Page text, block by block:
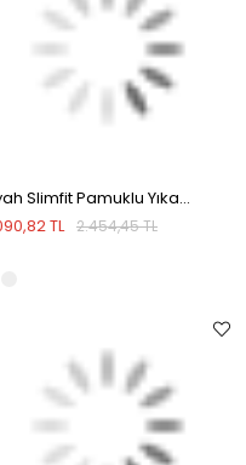
Siyah Slimfit Pamuklu Yıkamalı Jean Kot Pantolon
TL 2.454,45 TL